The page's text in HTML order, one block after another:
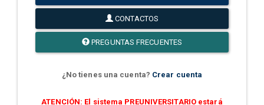
CONTACTOS
PREGUNTAS FRECUENTES
¿No tienes una cuenta? Crear cuenta
ATENCIÓN: El sistema PREUNIVERSITARIO estará